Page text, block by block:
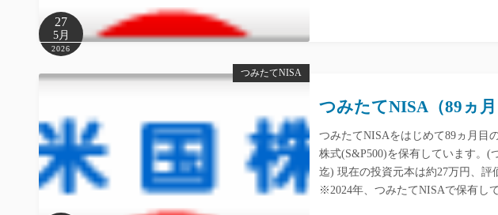
27
5月
2026
つみたてNISA
つみたてNISA（89ヵ
つみたてNISAをはじめて89ヵ月目
株式(S&P500)を保有しています。(
迄) 現在の投資元本は約27万円、評
※2024年、つみたてNISAで保有し